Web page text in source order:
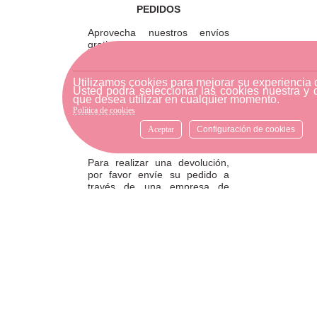
Utilizamos cookies para mejorar su experiencia
Usted podrá seleccionar las cookies nuestra y
que desea utilizar en cualquier momento.
Política de cookies
Aceptar
Configuración de cookies
PEDIDOS
Aprovecha nuestros envíos
gratis a partir de 75€ a 120€
También puedes recoger tu
pedido en tienda y ahorrarte
los gastos de envío.
DEVOLUCIONES
Para realizar una devolución,
por favor envíe su pedido a
través de una empresa de